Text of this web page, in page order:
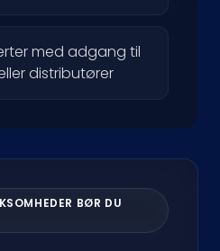
med adgang til
distributører
BØR DU